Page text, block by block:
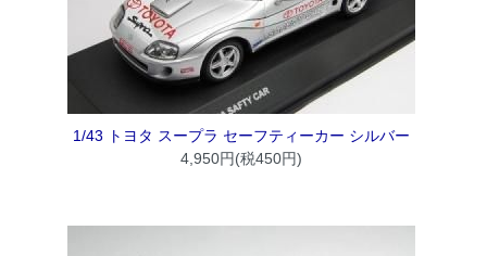
1/43 トヨタ スープラ セーフティーカー シルバー
4,950円(税450円)